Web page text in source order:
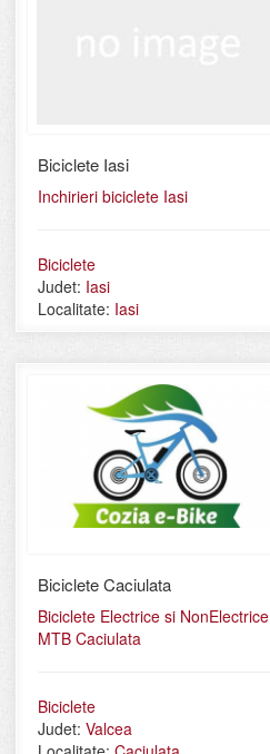
Biciclete Iasi
Inchirieri biciclete Iasi
Biciclete
Judet: Iasi
Localitate: Iasi
Biciclete Caciulata
Biciclete Electrice si NonElectrice
MTB Caciulata
Biciclete
Judet: Valcea